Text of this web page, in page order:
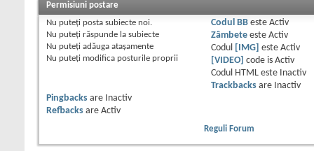
Permisiuni postare
Nu puteţi posta subiecte noi.
Nu puteţi răspunde la subiecte
Nu puteţi adăuga ataşamente
Nu puteţi modifica posturile proprii
Codul BBeste Activ
Zâmbeteeste Activ
Codul
[IMG] este Activ
[VIDEO]
code is Activ
Codul HTML este
Inactiv
Trackbacksare
Inactiv
Pingbacks are
Inactiv
Refbacks are Activ
Reguli Forum